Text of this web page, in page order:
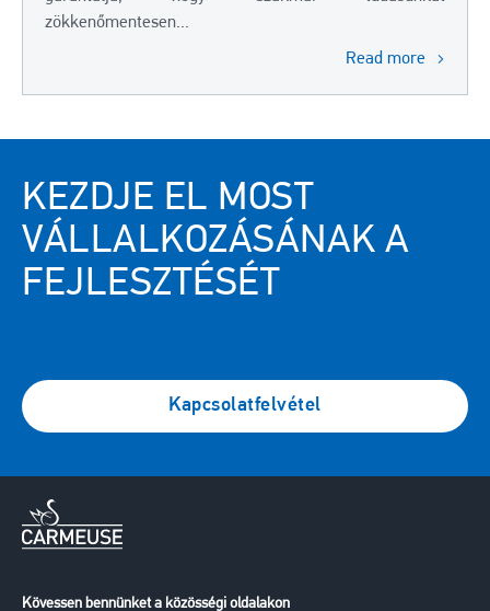
zökkenőmentesen...
Read more
KEZDJE EL MOST
VÁLLALKOZÁSÁNAK A
FEJLESZTÉSÉT
Kapcsolatfelvétel
Kövessen bennünket a közösségi oldalakon